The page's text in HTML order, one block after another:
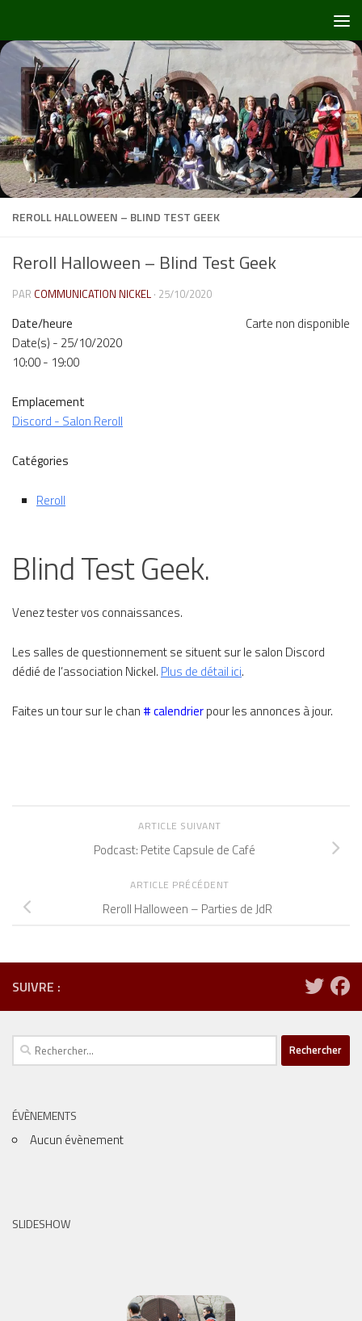
REROLL HALLOWEEN – BLIND TEST GEEK
Reroll Halloween – Blind Test Geek
PAR COMMUNICATION NICKEL · 25/10/2020
Carte non disponible
Date/heure
Date(s) - 25/10/2020
10:00 - 19:00
Emplacement
Discord - Salon Reroll
Catégories
Reroll
Blind Test Geek.
Venez tester vos connaissances.
Les salles de questionnement se situent sur le salon Discord
dédié de l’association Nickel. Plus de détail ici.
Faites un tour sur le chan # calendrierpour les annonces à jour.
ARTICLE SUIVANT
Podcast: Petite Capsule de Café
ARTICLE PRÉCÉDENT
Reroll Halloween – Parties de JdR
SUIVRE :
Rechercher :
ÉVÈNEMENTS
Aucun évènement
SLIDESHOW